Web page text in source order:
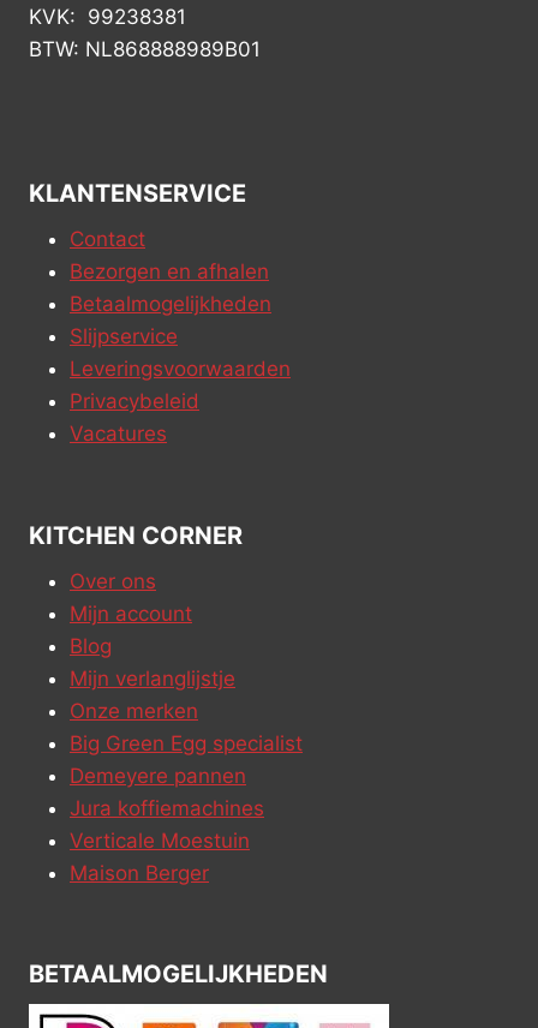
KVK: 99238381
BTW: NL868888989B01
KLANTENSERVICE
Contact
Bezorgen en afhalen
Betaalmogelijkheden
Slijpservice
Leveringsvoorwaarden
Privacybeleid
Vacatures
KITCHEN CORNER
Over ons
Mijn account
Blog
Mijn verlanglijstje
Onze merken
Big Green Egg specialist
Demeyere pannen
Jura koffiemachines
Verticale Moestuin
Maison Berger
BETAALMOGELIJKHEDEN